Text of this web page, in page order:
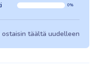
0%
ostaisin täältä uudelleen